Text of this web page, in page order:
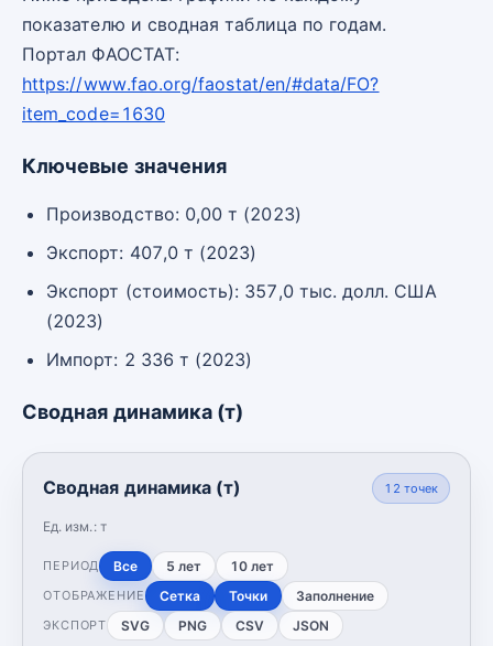
показателю и сводная таблица по годам.
Портал ФАОСТАТ:
https://www.fao.org/faostat/en/#data/FO?
item_code=1630
Ключевые значения
Производство: 0,00 т (2023)
Экспорт: 407,0 т (2023)
Экспорт (стоимость): 357,0 тыс. долл. США
(2023)
Импорт: 2 336 т (2023)
Сводная динамика (т)
Сводная динамика (т)
Ед. изм.: т
12 точек
ПЕРИОД Все 5 лет 10 лет
ОТОБРАЖЕНИЕ Сетка Точки Заполнение
ЭКСПОРТ SVG PNG CSV JSON